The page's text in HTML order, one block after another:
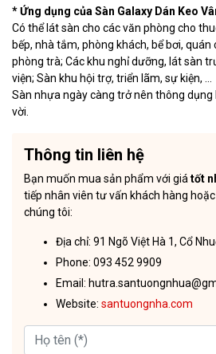
* Ứng dụng của Sàn Galaxy Dán Keo
Có thể lát sàn cho các văn phòng cho
bếp, nhà tắm, phòng khách, bể bơi,
phòng trà; Các khu nghỉ dưỡng, lát sàn
viện; Sàn khu hội trợ, triển lãm, sự kiện, …
Sàn nhựa ngày càng trở nên thông
vời.
Thông tin liên hệ
Bạn muốn mua sản phẩm với giá tốt
tiếp nhân viên tư vấn khách hàng
chúng tôi:
Địa chỉ: 91 Ngõ Việt Hà 1, Cổ
Phone: 093 452 9909
Email:
Website: santuongnha.com